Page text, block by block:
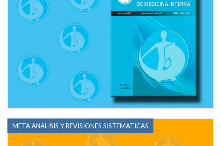
META ANALISIS Y REVISIONES SISTEMATICAS